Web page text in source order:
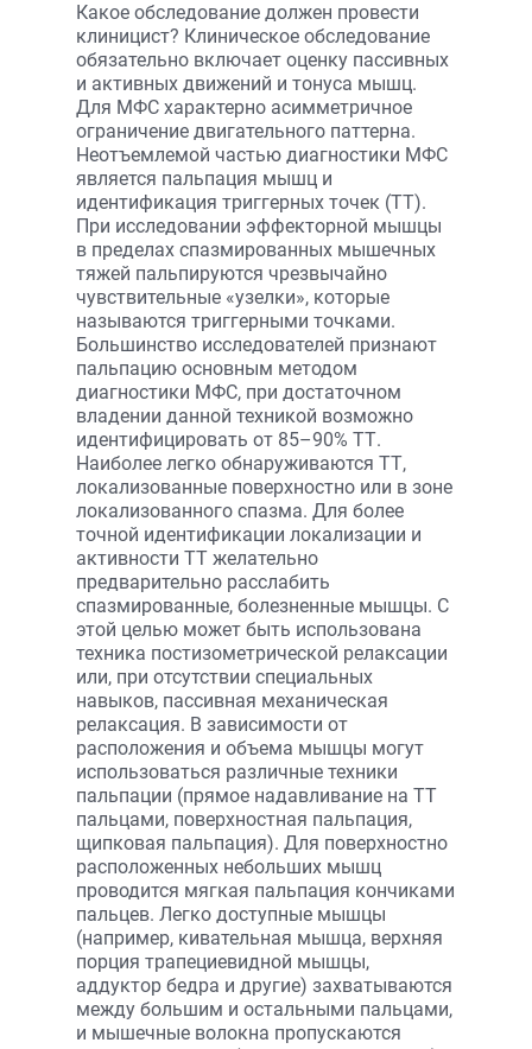
Какое обследование должен провести
клиницист? Клиническое обследование
обязательно включает оценку пассивных
и активных движений и тонуса мышц.
Для МФС характерно асимметричное
ограничение двигательного паттерна.
Неотъемлемой частью диагностики МФС
является пальпация мышц и
идентификация триггерных точек (ТТ).
При исследовании эффекторной мышцы
в пределах спазмированных мышечных
тяжей пальпируются чрезвычайно
чувствительные «узелки», которые
называются триггерными точками.
Большинство исследователей признают
пальпацию основным методом
диагностики МФС, при достаточном
владении данной техникой возможно
идентифицировать от 85–90% ТТ.
Наиболее легко обнаруживаются ТТ,
локализованные поверхностно или в зоне
локализованного спазма. Для более
точной идентификации локализации и
активности ТТ желательно
предварительно расслабить
спазмированные, болезненные мышцы. С
этой целью может быть использована
техника постизометрической релаксации
или, при отсутствии специальных
навыков, пассивная механическая
релаксация. В зависимости от
расположения и объема мышцы могут
использоваться различные техники
пальпации (прямое надавливание на ТТ
пальцами, поверхностная пальпация,
щипковая пальпация). Для поверхностно
расположенных небольших мышц
проводится мягкая пальпация кончиками
пальцев. Легко доступные мышцы
(например, кивательная мышца, верхняя
порция трапециевидной мышцы,
аддуктор бедра и другие) захватываются
между большим и остальными пальцами,
и мышечные волокна пропускаются